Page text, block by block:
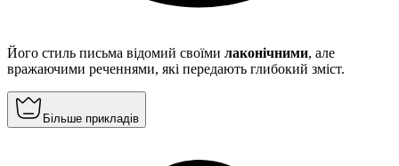
Його стиль письма відомий своїми лаконічними, але
вражаючими реченнями, які передають глибокий зміст.
Більше прикладів